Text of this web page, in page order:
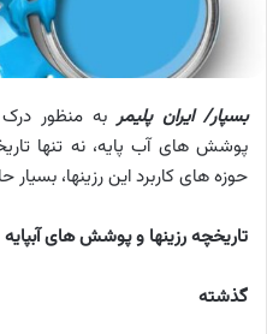
بسپار/ ایران پلیمربه منظور درک
پوشش ­های آب­ پایه، نه تنها
حوزه ­های کاربرد این رزین­ها،
تاریخچه رزین­ها و پوشش ­های آب­پایه
گذشته